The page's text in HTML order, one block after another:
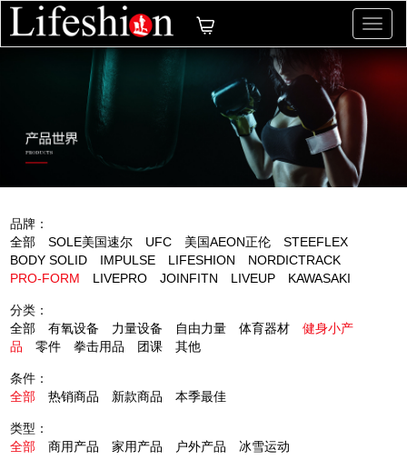
切
换
导
品牌：
全部
SOLE美国速尔 UFC 美国AEON正伦
STEEFLEX
BODY SOLID
IMPULSE LIFESHION
NORDICTRACK
PRO-FORM
LIVEPRO JOINFITN LIVEUP KAWASAKI
分类：
全部
有氧设备 力量设备 自由力量 体育器材
健身小产
品
零件 拳击用品 团课 其他
条件：
全部
热销商品 新款商品 本季最佳
类型：
全部
商用产品 家用产品 户外产品 冰雪运动